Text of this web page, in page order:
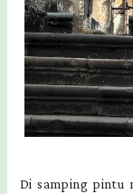
Di samping pintu